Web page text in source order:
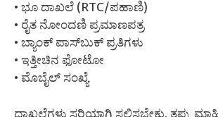
• ಭೂ ದಾಖಲೆ (RTC/ಪಹಾಣಿ)
• ರೈತ ನೋಂದಣಿ ಪ್ರಮಾಣಪತ್ರ
• ಬ್ಯಾಂಕ್ ಪಾಸ್‌ಬುಕ್ ಪ್ರತಿಗಳು
• ಇತ್ತೀಚಿನ ಫೋಟೋ
• ಮೊಬೈಲ್ ಸಂಖ್ಯೆ